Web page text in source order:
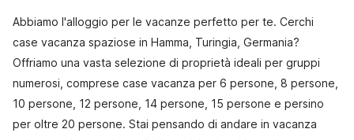
Abbiamo l'alloggio per le vacanze perfetto per te. Cerchi
case vacanza spaziose in Hamma, Turingia, Germania?
Offriamo una vasta selezione di proprietà ideali per gruppi
numerosi, comprese case vacanza per 6 persone, 8 persone,
10 persone, 12 persone, 14 persone, 15 persone e persino
per oltre 20 persone. Stai pensando di andare in vacanza